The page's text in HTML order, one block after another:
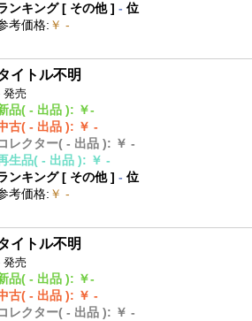
ンキング [ その他]- 位
考価格: ￥ -
イトル不明
発売
品( - 出品 ): ￥-
古( - 出品 ): ￥ -
レクター( - 出品 ): ￥ -
生品( - 出品 ): ￥ -
ンキング [ その他]- 位
考価格: ￥ -
イトル不明
発売
品( - 出品 ): ￥-
古( - 出品 ): ￥ -
レクター( - 出品 ): ￥ -